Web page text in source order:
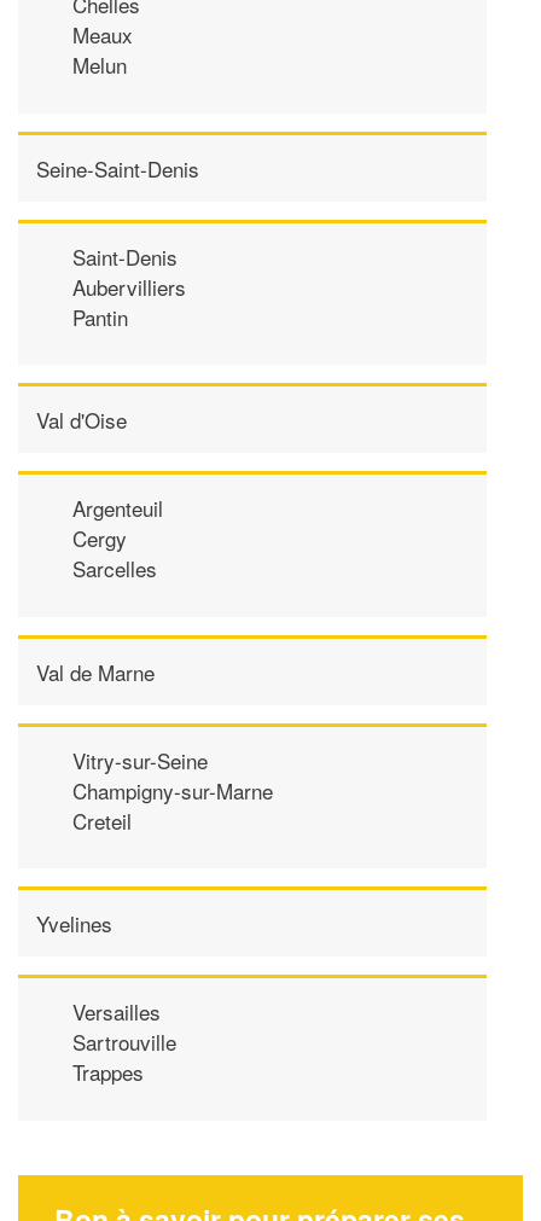
Meaux
Melun
Seine-Saint-Denis
Saint-Denis
Aubervilliers
Pantin
Val d'Oise
Argenteuil
Cergy
Sarcelles
Val de Marne
Vitry-sur-Seine
Champigny-sur-Marne
Creteil
Yvelines
Versailles
Sartrouville
Trappes